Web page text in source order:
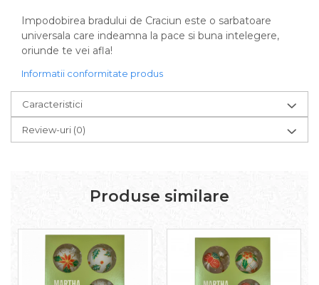
Impodobirea bradului de Craciun este o sarbatoare
universala care indeamna la pace si buna intelegere,
oriunde te vei afla!
Informatii conformitate produs
Caracteristici
Review-uri (0)
Produse similare